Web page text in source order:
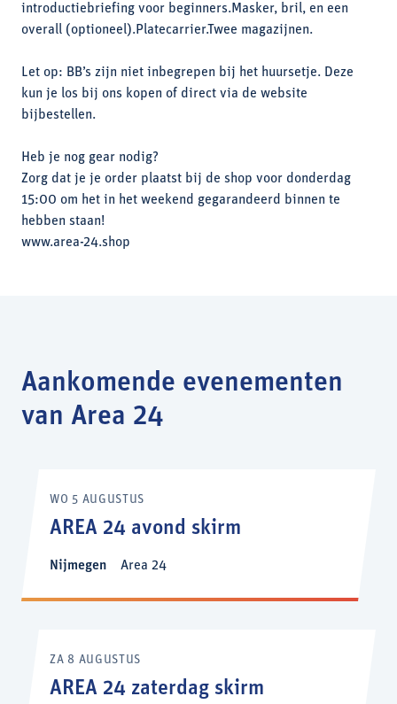
introductiebriefing voor beginners.Masker, bril, en een
overall (optioneel).Platecarrier.Twee magazijnen.
Let op: BB’s zijn niet inbegrepen bij het huursetje. Deze
kun je los bij ons kopen of direct via de website
bijbestellen.
Heb je nog gear nodig?
Zorg dat je je order plaatst bij de shop voor donderdag
15:00 om het in het weekend gegarandeerd binnen te
hebben staan!
www.area-24.shop
Aankomende evenementen
van Area 24
WO 5 AUGUSTUS
AREA 24 avond skirm
Nijmegen Area 24
ZA 8 AUGUSTUS
AREA 24 zaterdag skirm